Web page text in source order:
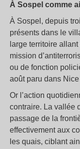
À Sospel comme
À Sospel, depuis
présents dans le
large territoire
mission
ou de fonction
août paru dans
Or l’action
contraire. La vallée
passage de la
effectivement aux
les quais, ciblant